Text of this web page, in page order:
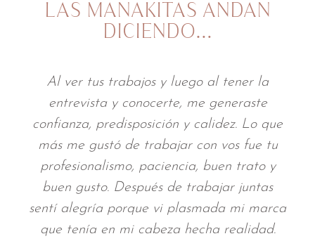
LAS MANAKITAS ANDAN
DICIENDO…
Al ver tus trabajos y luego al tener la
entrevista y conocerte, me generaste
confianza, predisposición y calidez. Lo que
más me gustó de trabajar con vos fue tu
profesionalismo, paciencia, buen trato y
buen gusto. Después de trabajar juntas
sentí alegría porque vi plasmada mi marca
que tenía en mi cabeza hecha realidad.